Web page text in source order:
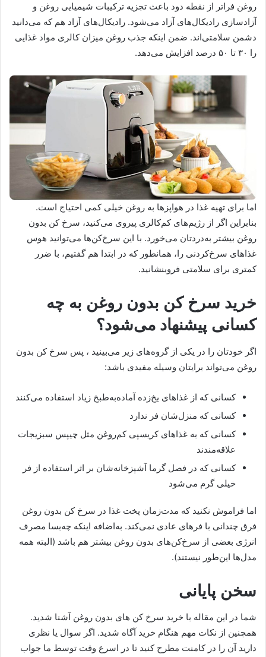
روغن فراتر از نقطه دود باعث تجزیه ترکیبات شیمیایی روغن و
آزادسازی رادیکال‌های آزاد می‌شود. رادیکال‌های آزاد هم که می‌دانید
دشمن سلامتی‌اند. ضمن اینکه جذب روغن میزان کالری مواد غذایی
را ۳۰ تا ۵۰ درصد افزایش می‌دهد.
اما برای تهیه غذا در هواپزها به روغن خیلی کمی احتیاج است.
بنابراین اگر از رژیم‌های کم‌کالری پیروی می‌کنید، سرخ کن بدون
روغن بیشتر به‌دردتان می‌خورد. با این سرخ‌کن‌ها می‌توانید هوس
غذاهای سرخ‌کردنی را، همانطور که در ابتدا هم گفتیم، با ضرر
کمتری برای سلامتی فروبنشانید.
خرید سرخ کن بدون روغن به چه
کسانی پیشنهاد می‌شود؟
اگر خودتان را در یکی از گروه‌های زیر می‌بینید ، پس سرخ کن بدون
روغن می‌تواند برایتان وسیله مفیدی باشد:
کسانی که از غذاهای یخ‌زده آماده‌به‌طبخ زیاد استفاده می‌کنند
کسانی که منزل‌شان فر ندارد
کسانی که به غذاهای کریسپی کم‌روغن مثل چیپس سبزیجات
علاقه‌مندند
کسانی که در فصل گرما آشپزخانه‌شان بر اثر استفاده از فر
خیلی گرم می‌شود
اما فراموش نکنید که مدت‌زمان پخت غذا در سرخ کن بدون روغن
فرق چندانی با فرهای عادی نمی‌کند. به‌اضافه اینکه چه‌بسا مصرف
انرژی بعضی از سرخ‌کن‌های بدون روغن بیشتر هم باشد (البته همه
مدل‌ها این‌طور نیستند).
سخن پایانی
شما در این مقاله با خرید سرخ کن های بدون روغن آشنا شدید.
همچنین از نکات مهم هنگام خرید آگاه شدید. اگر سوال یا نظری
دارید آن را در کامنت مطرح کنید تا در اسرع وقت توسط ما جواب